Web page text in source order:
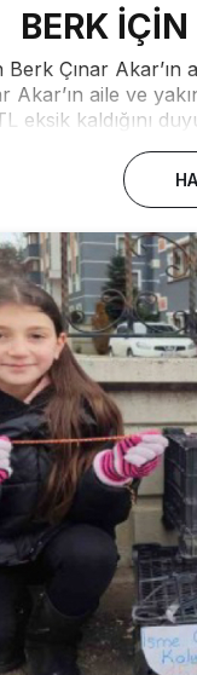
BERK
Çınar
Akar’ın aile ve
eksik kaldığını